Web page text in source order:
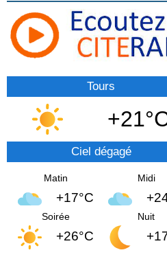
Tours
Ciel dégagé
Matin
+17°C
Midi
Soirée
+26°C
Nuit